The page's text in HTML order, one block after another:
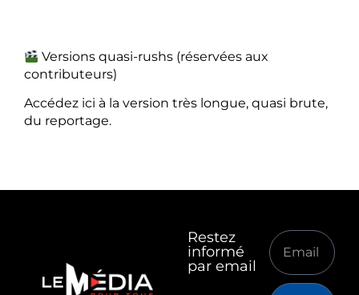
Versions quasi-rushs (réservées aux
contributeurs)
Accédez ici à la version très longue, quasi brute,
du reportage.
Restez
informé
par email